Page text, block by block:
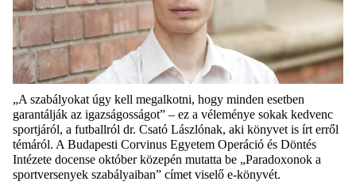
„A szabályokat úgy kell megalkotni, hogy minden esetben
garantálják az igazságosságot” – ez a véleménye sokak kedvenc
sportjáról, a futballról dr. Csató Lászlónak, aki könyvet is írt erről
témáról. A Budapesti Corvinus Egyetem Operáció és Döntés
Intézete docense október közepén mutatta be „Paradoxonok a
sportversenyek szabályaiban” címet viselő e-könyvét.